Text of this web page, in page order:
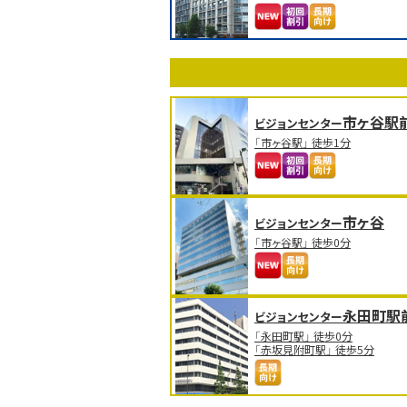
ビジョンセンター市ヶ谷駅
「市ヶ谷駅」 徒歩1分
ビジョンセンター市ヶ谷
「市ヶ谷駅」 徒歩0分
ビジョンセンター永田町駅
「永田町駅」 徒歩0分
「赤坂見附町駅」 徒歩5分